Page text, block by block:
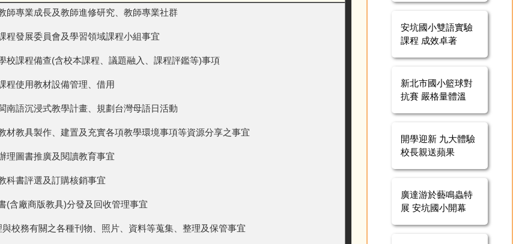
師專業成長及教師進修研究、教師專業社群
程發展委員會及學習領域課程小組事宜
校課程備查(含校本課程、議題融入、課程評鑑等)事項
程使用教材設備管理、借用
南語沉浸式教學計畫、規劃台灣母語日活動
材教具製作、建置及充實各項教學環境事項等資源分享之事宜
理圖書推廣及閱讀教育事宜
科書評選及訂購核銷事宜
(含廠商版教具)分發及回收管理事宜
與校務有關之各種刊物、照片、資料等蒐集、整理及保管事宜
安坑國小雙語實驗
課程 成效卓著
新北市國小籃球對
抗賽 嚴格量體溫
開學迎新 九大體驗
校長親送蘋果
廣達游於藝鳴蟲特
展 安坑國小開幕